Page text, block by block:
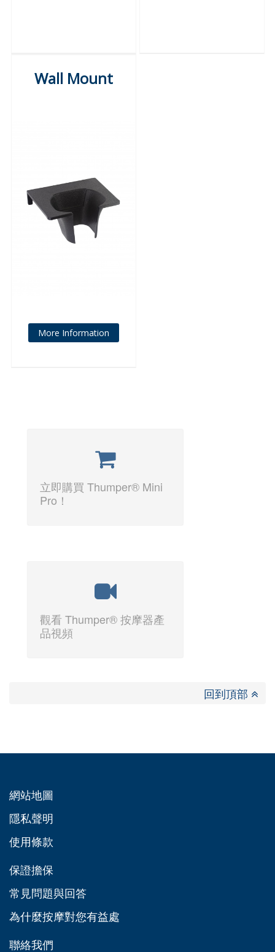
Wall Mount
More Information
立即購買 Thumper® Mini
Pro！
觀看 Thumper® 按摩器產
品視頻
回到頂部
網站地圖
隱私聲明
使用條款
保證擔保
常見問題與回答
為什麼按摩對您有益處
聯絡我們